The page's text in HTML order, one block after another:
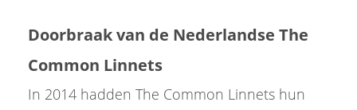
Doorbraak van de Nederlandse The
Common Linnets
In 2014 hadden The Common Linnets hun